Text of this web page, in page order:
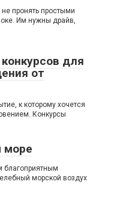
пронять простыми
Им нужны драйв,
для
от
к которому хочется
Конкурсы
море
благоприятным
морской воздух